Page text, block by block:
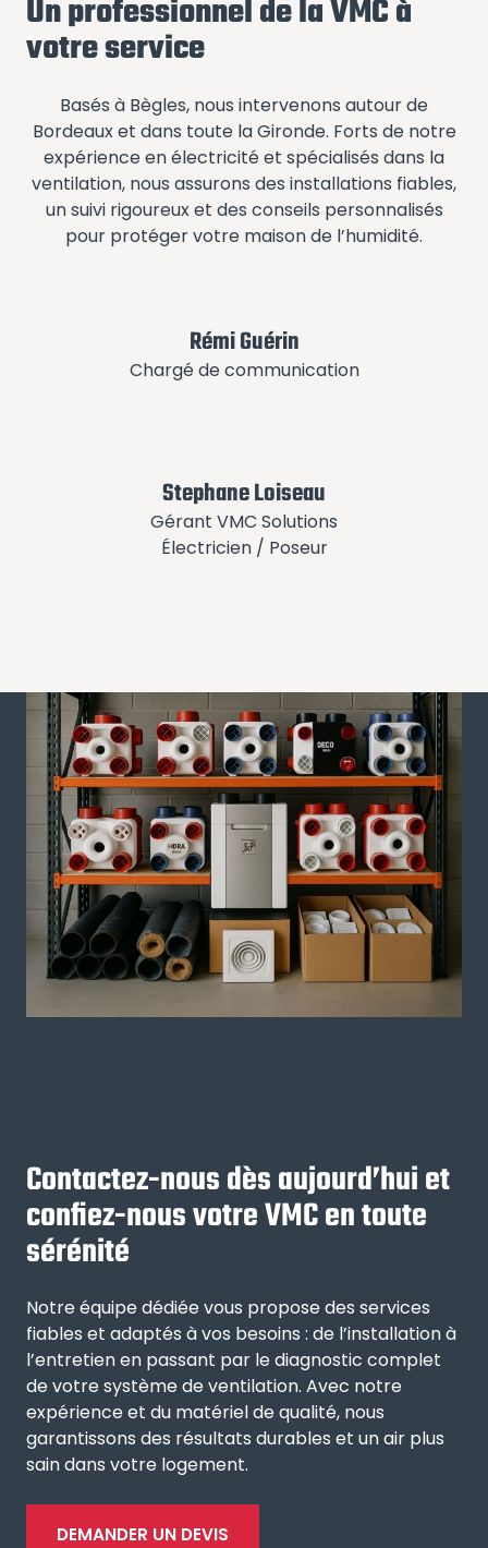
Un professionnel de la VMC à
votre service
Basés à Bègles, nous intervenons autour de
Bordeaux et dans toute la Gironde. Forts de notre
expérience en électricité et spécialisés dans la
ventilation, nous assurons des installations fiables,
un suivi rigoureux et des conseils personnalisés
pour protéger votre maison de l’humidité.
Rémi Guérin
Chargé de communication
Stephane Loiseau
Gérant VMC Solutions
Électricien / Poseur
Contactez-nous dès aujourd’hui et
confiez-nous votre VMC en toute
sérénité
Notre équipe dédiée vous propose des services
fiables et adaptés à vos besoins : de l’installation à
l’entretien en passant par le diagnostic complet
de votre système de ventilation. Avec notre
expérience et du matériel de qualité, nous
garantissons des résultats durables et un air plus
sain dans votre logement.
DEMANDER UN DEVIS